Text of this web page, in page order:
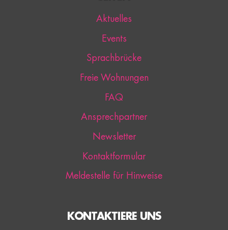
Aktuelles
Events
Sprachbrücke
Freie Wohnungen
FAQ
Ansprechpartner
Newsletter
Kontaktformular
Meldestelle für Hinweise
KONTAKTIERE UNS